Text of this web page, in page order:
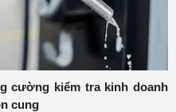
cường kiểm tra kinh doanh
cung